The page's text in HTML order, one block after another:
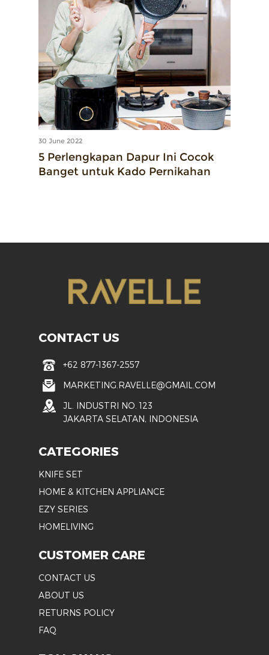
30 June 2022
5 Perlengkapan Dapur Ini Cocok
Banget untuk Kado Pernikahan
CONTACT US
+62 877-1367-2557
MARKETING.RAVELLE@GMAIL.COM
JL. INDUSTRI NO. 123
JAKARTA SELATAN, INDONESIA
CATEGORIES
KNIFE SET
HOME & KITCHEN APPLIANCE
EZY SERIES
HOMELIVING
CUSTOMER CARE
CONTACT US
ABOUT US
RETURNS POLICY
FAQ